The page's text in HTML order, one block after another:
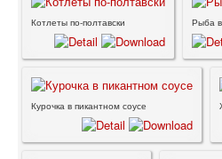
Котлеты по-полтавски Рыба
Курочка в пикантном соусе